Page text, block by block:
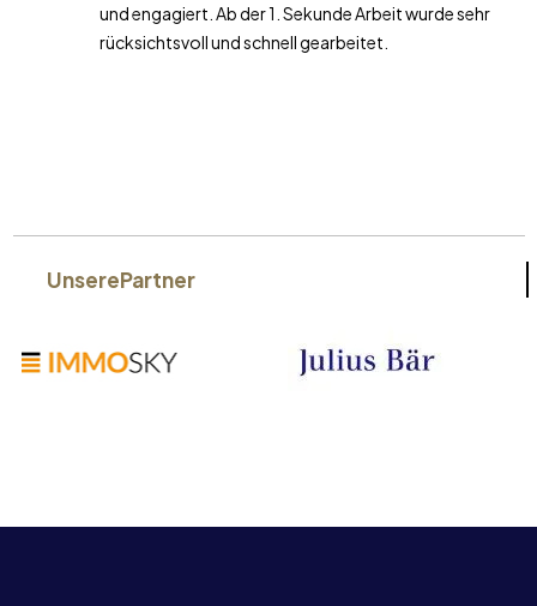
und engagiert. Ab der 1. Sekunde Arbeit wurde sehr
rücksichtsvoll und schnell gearbeitet.
UnserePartner